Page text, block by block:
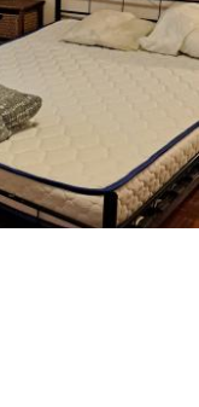
au rez et ne monte
au premier étage ; le
est fort abrupt, grande
garde robe, sdb et
du couloir : pièce...